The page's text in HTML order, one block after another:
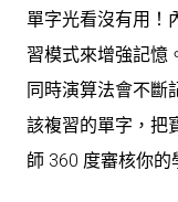
單字光看沒有用！
習模式來增強記憶
同時演算法會不斷
該複習的單字，把
師 360 度審核你的